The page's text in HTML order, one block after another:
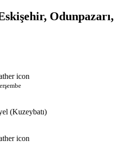
Odunpazarı,
(Kuzeybatı)